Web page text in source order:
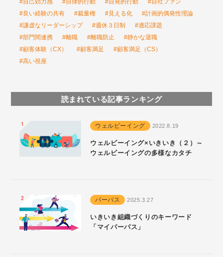
#自己効力感
#自律的行動 #自発的行動
#自社ファン
#良い経験の共有
#裁量権 #見える化
#計画的偶発性理論
#謙虚なリーダーシップ
#週休３日制
#適応課題
#部門間連携
#離職 #離職防止
#静かな退職
#顧客体験（CX）
#顧客満足
#顧客満足（CS）
#高い視座
読まれている記事ランキング
ウェルビーイング 2022.8.19
ウェルビーイング×いきいき（２）～
ウェルビーイングの多様なカタチ
パーパス 2025.3.27
いきいき組織づくりのキーワード
「マイパーパス」